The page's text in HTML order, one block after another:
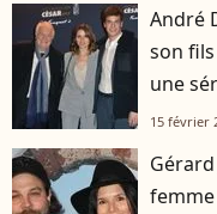
André
son
une
15 février
femme